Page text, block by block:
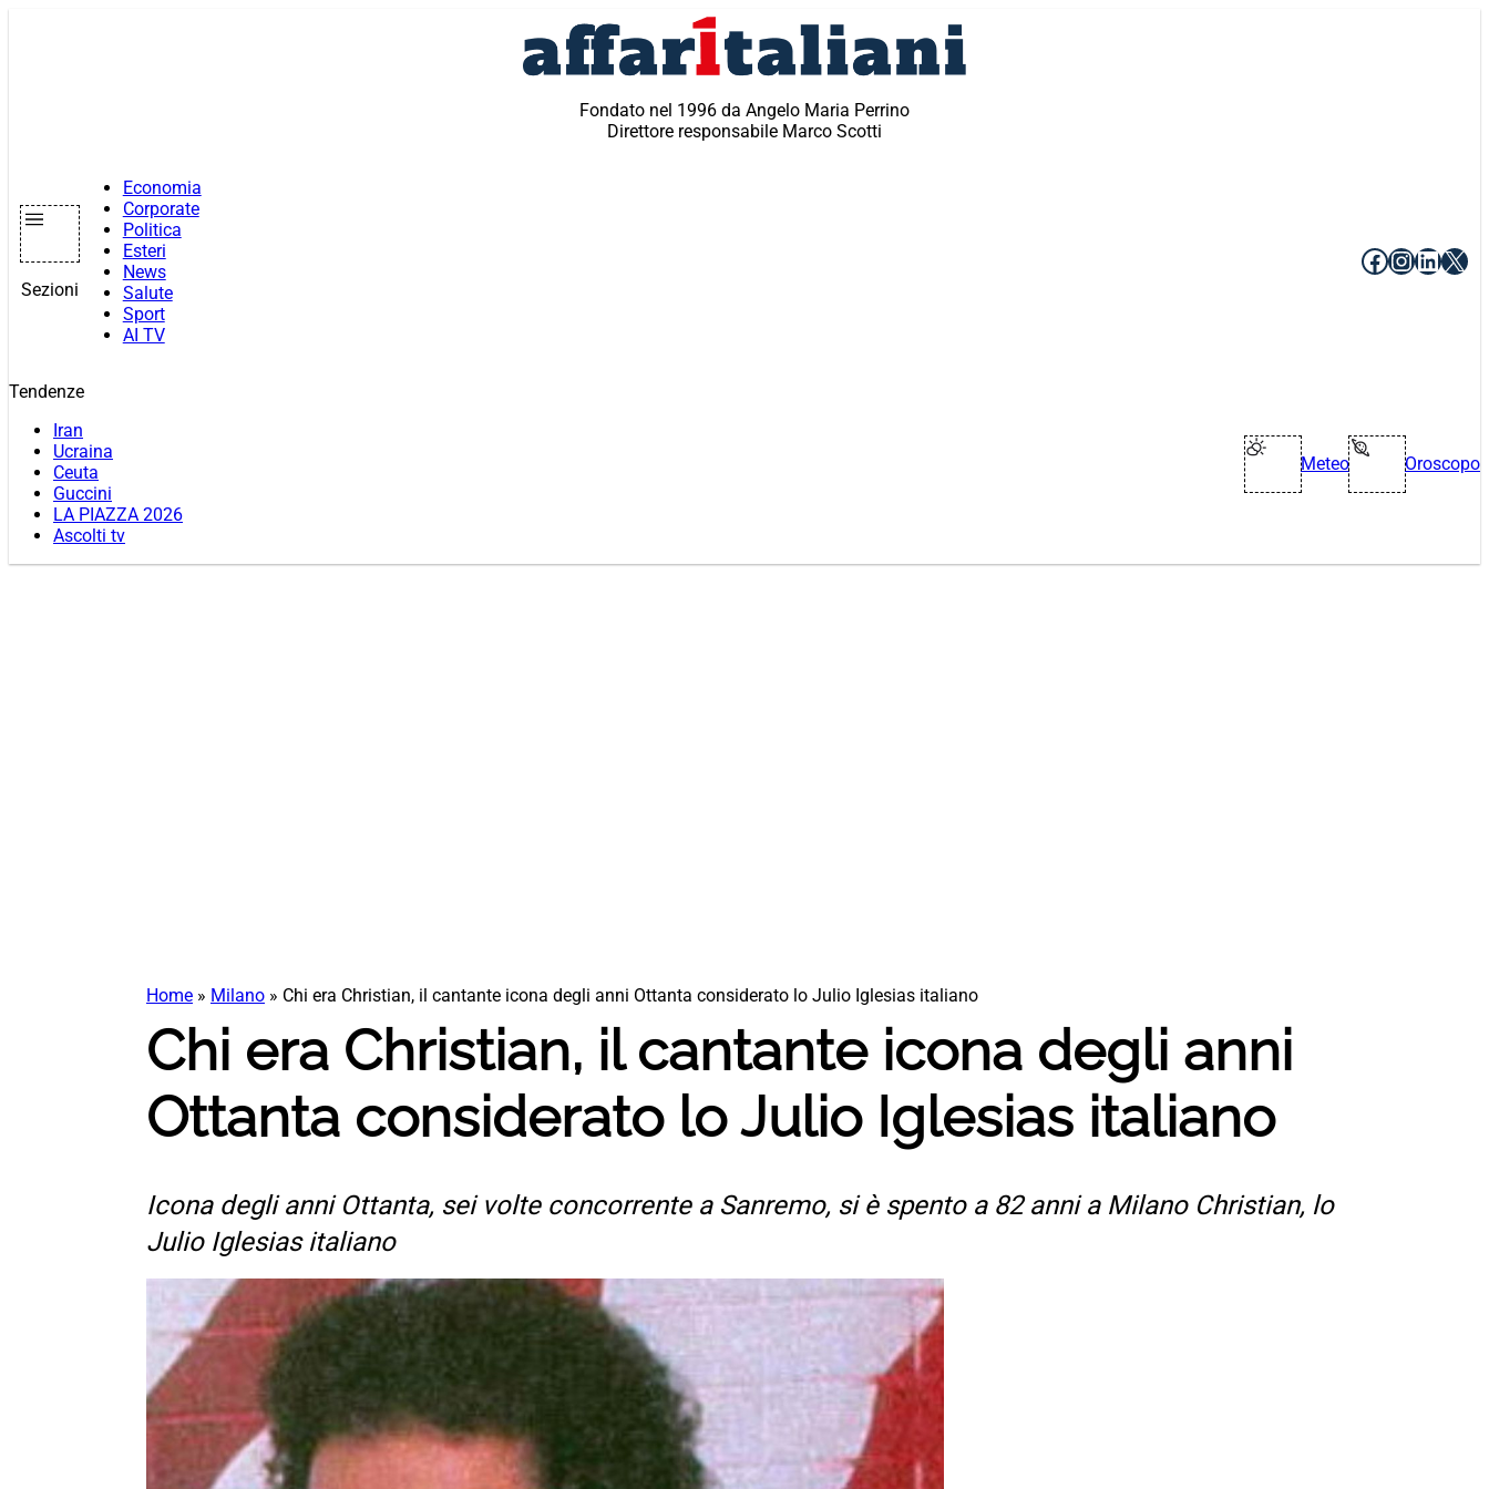
Fondato nel 1996 da Angelo Maria Perrino
Direttore responsabile Marco Scotti
Sezioni
Economia
Corporate
Politica
Esteri
News
Salute
Sport
AI TV
Facebook
X
Tendenze
Iran
Ucraina
Ceuta
Guccini
LA PIAZZA 2026
Ascolti tv
Meteo Oroscopo
Home » Milano » Chi era Christian, il cantante icona degli anni Ottanta considerato lo Julio Iglesias italiano
Chi era Christian, il cantante icona degli anni
Ottanta considerato lo Julio Iglesias italiano
Icona degli anni Ottanta, sei volte concorrente a Sanremo, si è spento a 82 anni a Milano Christian, lo
Julio Iglesias italiano